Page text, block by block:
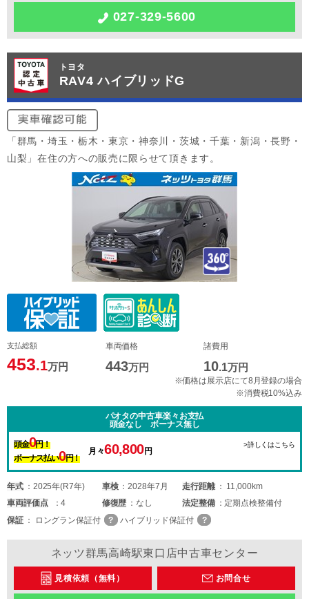
027-329-5600
トヨタ
RAV4 ハイブリッドG
「群馬・埼玉・栃木・東京・神奈川・茨城・千葉・新潟・長野・
山梨」在住の方への販売に限らせて頂きます。
支払総額
453.1万円
車両価格
443万円
諸費用
10.1万円
※価格は展示店にて8月登録の場合
※消費税10%込み
パオタの中古車楽々お支払
頭金なし ボーナス無し
頭金0円！
ボーナス払い0円！
月々60,800円
>詳しくはこちら
年式 2025年(R7年) 車検 2028年7月 走行距離
11,000km
車両評価点 4 修復歴 なし 法定整備
定期点検整備付
保証
ロングラン保証付 ハイブリッド保証付
ネッツ群馬高崎駅東口店中古車センター
見積依頼（無料） お問合せ